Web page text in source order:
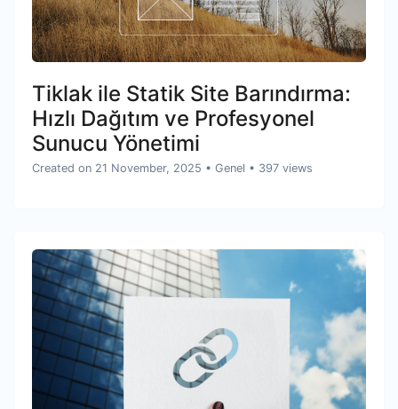
Tiklak ile Statik Site Barındırma:
Hızlı Dağıtım ve Profesyonel
Sunucu Yönetimi
Created on 21 November, 2025 • Genel • 397 views